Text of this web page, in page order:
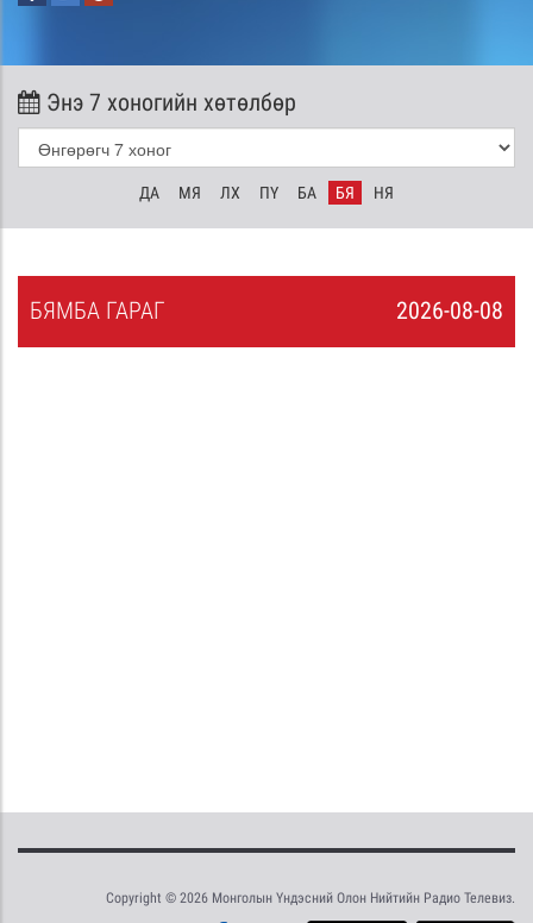
Энэ 7 хоногийн хөтөлбөр
ДА МЯ ЛХ ПҮ БА БЯ НЯ
2026-08-08
БЯМБА ГАРАГ
Copyright © 2026 Монголын Үндэсний Олон Нийтийн Радио Телевиз.